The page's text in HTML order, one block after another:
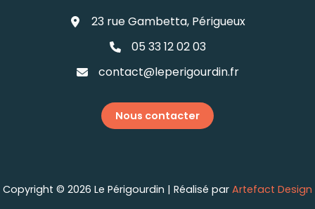
23 rue Gambetta, Périgueux
05 33 12 02 03
contact@leperigourdin.fr
Nous contacter
Copyright © 2026 Le Périgourdin | Réalisé par Artefact Design